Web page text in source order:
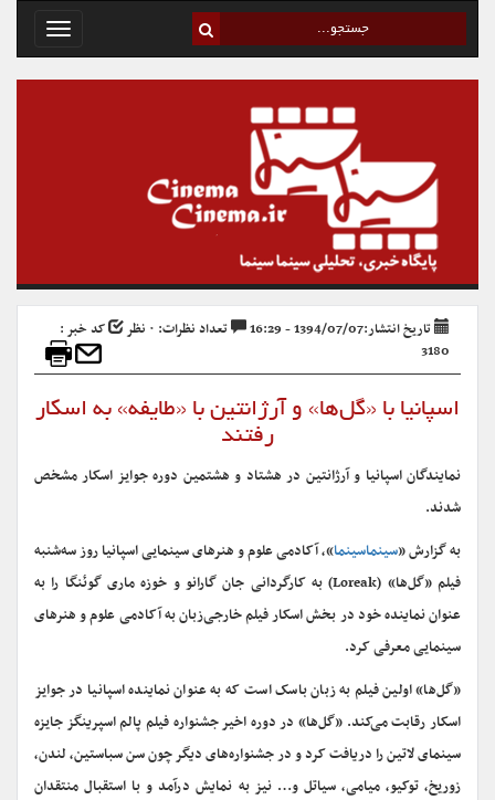
Toggle
تاریخ انتشار:1394/07/07 - 16:29 تعداد نظرات: ۰ نظر
کد خبر :
3180
اسپانیا با «گل‌ها» و آرژانتین با «طایفه» به اسکار
رفتند
نمایندگان اسپانیا و آرژانتین در هشتاد و هشتمین دوره جوایز اسکار مشخص
شدند.
به گزارش «سینماسینما»، آکادمی علوم و هنرهای سینمایی اسپانیا روز سه‌شنبه
فیلم «گل‌ها» (Loreak) به کارگردانی جان گارانو و خوزه ماری گوئنگا را به
عنوان نماینده خود در بخش اسکار فیلم خارجی‌زبان به آکادمی علوم و هنرهای
سینمایی معرفی کرد.
«گل‌ها» اولین فیلم به زبان باسک است که به عنوان نماینده اسپانیا در جوایز
اسکار رقابت می‌کند. «گل‌ها» در دوره اخیر جشنواره فیلم پالم اسپرینگز جایزه
سینمای لاتین را دریافت کرد و در جشنواره‌های دیگر چون سن سباستین، لندن،
زوریخ، توکیو، میامی، سیاتل و… نیز به نمایش درآمد و با استقبال منتقدان